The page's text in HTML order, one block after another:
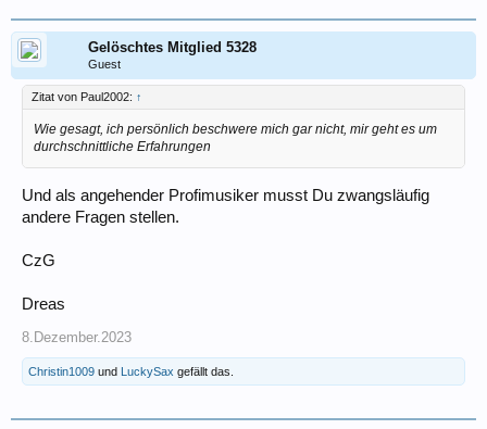
Gelöschtes Mitglied 5328
Guest
Zitat von Paul2002: ↑
Wie gesagt, ich persönlich beschwere mich gar nicht, mir geht es um
durchschnittliche Erfahrungen
Und als angehender Profimusiker musst Du zwangsläufig
andere Fragen stellen.
CzG
Dreas
8.Dezember.2023
Christin1009 und LuckySax gefällt das.